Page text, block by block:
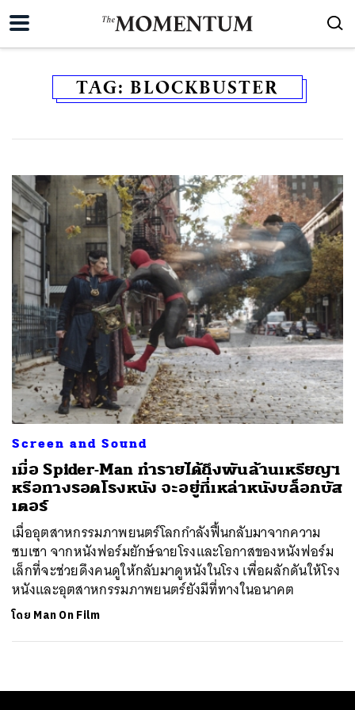
TAG: BLOCKBUSTER
Screen and Sound
เมื่อ Spider-Man ทำรายได้ถึงพันล้านเหรียญฯ
หรือทางรอดโรงหนัง จะอยู่ที่เหล่าหนังบล็อกบัส
เตอร์
เมื่ออุตสาหกรรมภาพยนตร์โลกกำลังฟื้นกลับมาจากความ
ซบเซา จากหนังฟอร์มยักษ์ฉายโรงและโอกาสของหนังฟอร์ม
เล็กที่จะช่วยดึงคนดูให้กลับมาดูหนังในโรง เพื่อผลักดันให้โรง
หนังและอุตสาหกรรมภาพยนตร์ยังมีที่ทางในอนาคต
โดย Man On Film
ค้นหา
SHARE TWEET LINE EMAIL